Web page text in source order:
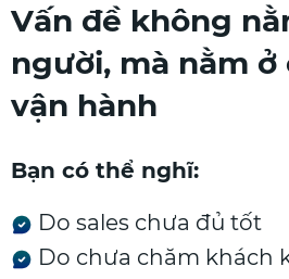
Vấn đề không
người, mà nằm ở
vận hành
Bạn có thể nghĩ:
Do sales chưa đủ tốt
Do chưa chăm khách